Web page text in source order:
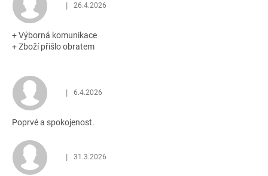
Hodnocení obchodu je 5 z 5 hvězdiček.
| 26.4.2026
+ Výborná komunikace
+ Zboží přišlo obratem
Hodnocení obchodu je 5 z 5 hvězdiček.
| 6.4.2026
Poprvé a spokojenost.
Hodnocení obchodu je 5 z 5 hvězdiček.
| 31.3.2026